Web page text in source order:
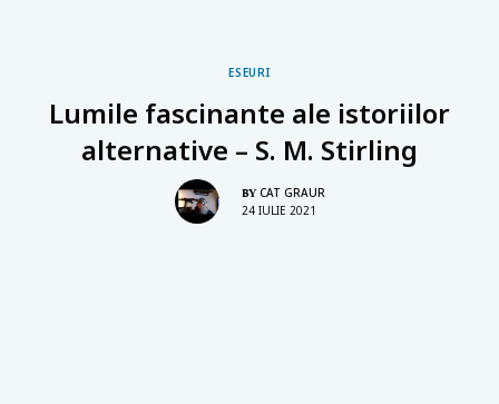
ESEURI
Lumile fascinante ale istoriilor
alternative – S. M. Stirling
BY CAT GRAUR
24 IULIE 2021